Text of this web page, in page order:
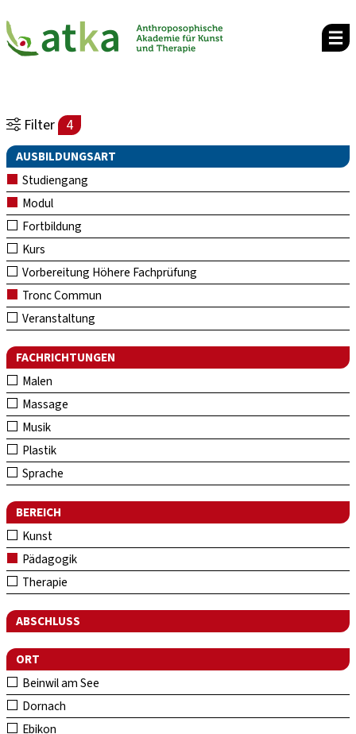
Filter 4
AUSBILDUNGSART
Studiengang
Modul
Fortbildung
Kurs
Vorbereitung Höhere Fachprüfung
Tronc Commun
Veranstaltung
FACHRICHTUNGEN
Malen
Massage
Musik
Plastik
Sprache
BEREICH
Kunst
Pädagogik
Therapie
ABSCHLUSS
ORT
Beinwil am See
Dornach
Ebikon